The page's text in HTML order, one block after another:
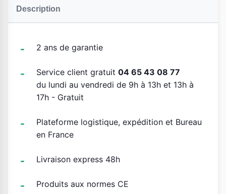
Description
2 ans de garantie
Service client gratuit 04 65 43 08 77
du lundi au vendredi de 9h à 13h et 13h à
17h - Gratuit
Plateforme logistique, expédition et Bureau
en France
Livraison express 48h
Produits aux normes CE